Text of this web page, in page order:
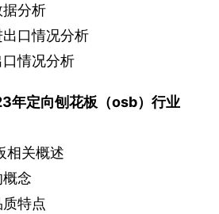
分析
口情况分析
情况分析
年定向刨花板（osb）行业
相关概述
念
特点